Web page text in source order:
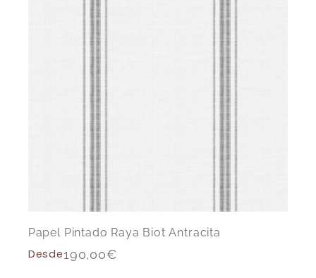
Papel Pintado Raya Biot Antracita
Desde190,00€